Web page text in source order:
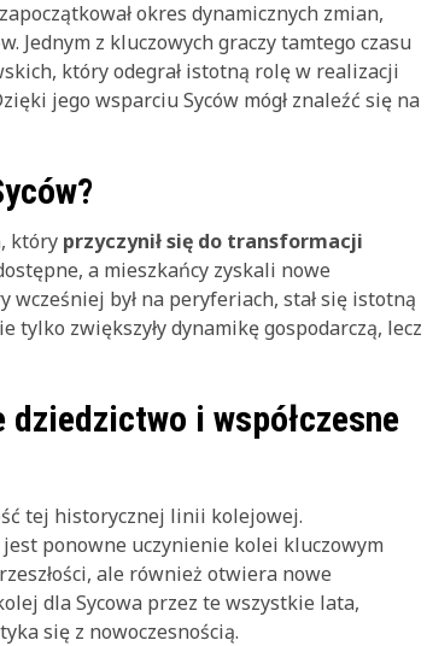
okres dynamicznych zmian,
Jednym z kluczowych graczy tamtego czasu
który odegrał istotną rolę w realizacji
jego wsparciu Syców mógł znaleźć się na
który przyczynił się do transformacji
a mieszkańcy zyskali nowe
wcześniej był na peryferiach, stał się istotną
zwiększyły dynamikę gospodarczą, lecz
i współczesne
tej historycznej linii kolejowej.
ponowne uczynienie kolei kluczowym
ale również otwiera nowe
dla Sycowa przez te wszystkie lata,
się z nowoczesnością.